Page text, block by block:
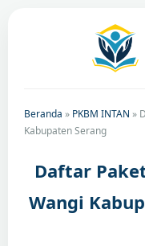
Beranda » PKBM INTAN »
Kabupaten Serang
Daftar
Wangi